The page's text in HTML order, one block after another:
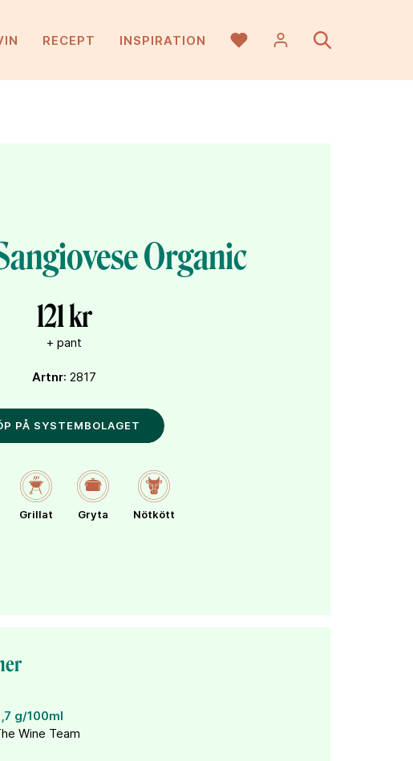
RECEPT INSPIRATION
Organic
121 kr
+ pant
Artnr: 2817
PÅ SYSTEMBOLAGET
Grillat Gryta Nötkött
g/100ml
Wine Team